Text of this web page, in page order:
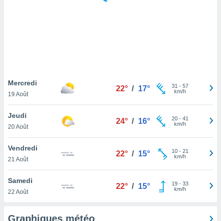
notre
que
et que
Mercredi
19 Août
22° / 17° 31 - 57
km/h
Jeudi
20 Août
24° / 16° 20- 41
km/h
Vendredi
21 Août
22° / 15° 10- 21
km/h
Samedi
22 Août
22° / 15° 19- 33
km/h
Graphiques météo